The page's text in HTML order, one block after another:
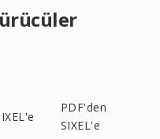
PDF'den
SIXEL'e